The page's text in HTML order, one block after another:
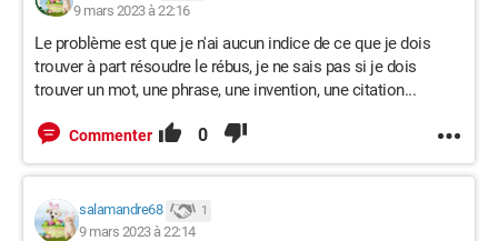
9 mars 2023 à 22:16
Le problème est que je n'ai aucun indice de ce que je dois
trouver à part résoudre le rébus, je ne sais pas si je dois
trouver un mot, une phrase, une invention, une citation...
Commenter 0
salamandre68 1
9 mars 2023 à 22:14